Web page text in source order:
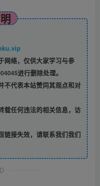
网络，仅供大家学习与参
进行删除处理。
不代表本站赞同其观点和对
载任何违法的相关信息，访
链接失效，请联系我们我们